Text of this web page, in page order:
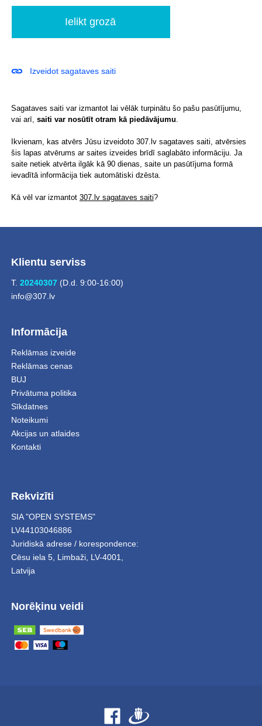
Izveidot sagataves saiti
Sagataves saiti var izmantot lai vēlāk turpinātu šo pašu pasūtījumu,
vai arī, saiti var nosūtīt otram kā piedāvājumu
Ikvienam, kas atvērs Jūsu izveidoto 307.lv sagataves saiti, atvērsies
šis lapas atvērums ar saites izveides brīdī saglabāto informāciju. Ja
saite netiek atvērta ilgāk kā 90 dienas, saite un pasūtījuma formā
ievadītā informācija tiek automātiski dzēsta.
Kā vēl var izmantot 307.lv sagataves saiti?
Klientu serviss
T. 20240307(D.d. 9:00-16:00)
info@307.lv
Informācija
Reklāmas izveide
Reklāmas cenas
BUJ
Privātuma politika
Sīkdatnes
Noteikumi
Akcijas un atlaides
Kontakti
Rekvizīti
SIA "OPEN SYSTEMS"
LV44103046886
Juridiskā adrese / korespondence:
Cēsu iela 5, Limbaži, LV-4001,
Latvija
Norēķinu veidi